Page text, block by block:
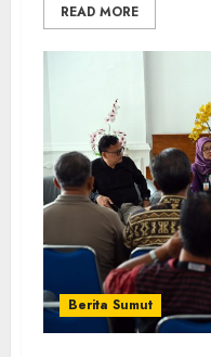
READ MORE
Berita Sumut